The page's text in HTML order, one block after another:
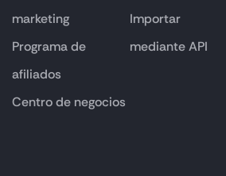
marketing
Programa de
afiliados
Centro de negocios
Importar
mediante API